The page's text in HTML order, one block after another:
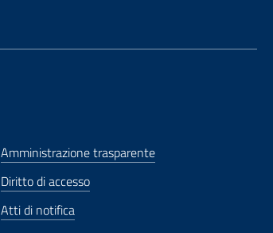
Amministrazione trasparente
Diritto di accesso
Atti di notifica